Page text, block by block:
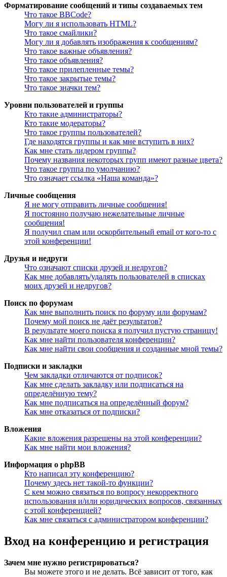
Форматирование сообщений и типы создаваемых тем
Что такое BBCode?
Могу ли я использовать HTML?
Что такое смайлики?
Могу ли я добавлять изображения к сообщениям?
Что такое важные объявления?
Что такое объявления?
Что такое прилепленные темы?
Что такое закрытые темы?
Что такое значки тем?
Уровни пользователей и группы
Кто такие администраторы?
Кто такие модераторы?
Что такое группы пользователей?
Где находятся группы и как мне вступить в них?
Как мне стать лидером группы?
Почему названия некоторых групп имеют разные цвета?
Что такое группа по умолчанию?
Что означает ссылка «Наша команда»?
Личные сообщения
Я не могу отправить личные сообщения!
Я постоянно получаю нежелательные личные
сообщения!
Я получил спам или оскорбительный email от кого-то с
этой конференции!
Друзья и недруги
Что означают списки друзей и недругов?
Как мне добавлять/удалять пользователей в списках
моих друзей и недругов?
Поиск по форумам
Как мне выполнить поиск по форуму или форумам?
Почему мой поиск не даёт результатов?
В результате моего поиска я получил пустую страницу!
Как мне найти пользователя конференции?
Как мне найти свои сообщения и созданные мной темы?
Подписки и закладки
Чем закладки отличаются от подписок?
Как мне сделать закладку или подписаться на
определённую тему?
Как мне подписаться на определённый форум?
Как мне отказаться от подписки?
Вложения
Какие вложения разрешены на этой конференции?
Как мне найти мои вложения?
Информация о phpBB
Кто написал эту конференцию?
Почему здесь нет такой-то функции?
С кем можно связаться по вопросу некорректного
использования и/или юридических вопросов, связанных
с этой конференцией?
Как мне связаться с администратором конференции?
Вход на конференцию и регистрация
Зачем мне нужно регистрироваться?
Вы можете этого и не делать. Всё зависит от того, как